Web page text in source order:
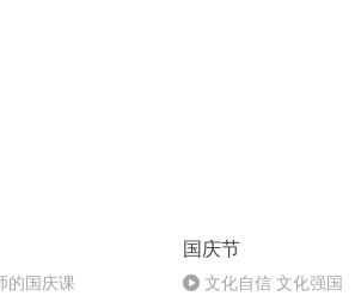
的国庆课
国庆节
文化自信 文化强国